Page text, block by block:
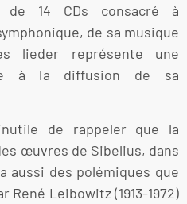
de 14 CDs consacré à
de sa musique
lieder représente une
à la diffusion de sa
de rappeler que la
œuvres de Sibelius, dans
aussi des polémiques que
Leibowitz (1913-1972)